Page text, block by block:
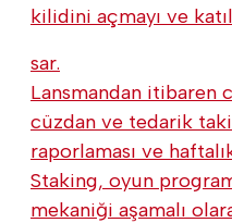
kilidini açmayı ve
sar.
Lansmandan itibaren
cüzdan ve tedarik
raporlaması ve
Staking, oyun
mekaniği aşamalı